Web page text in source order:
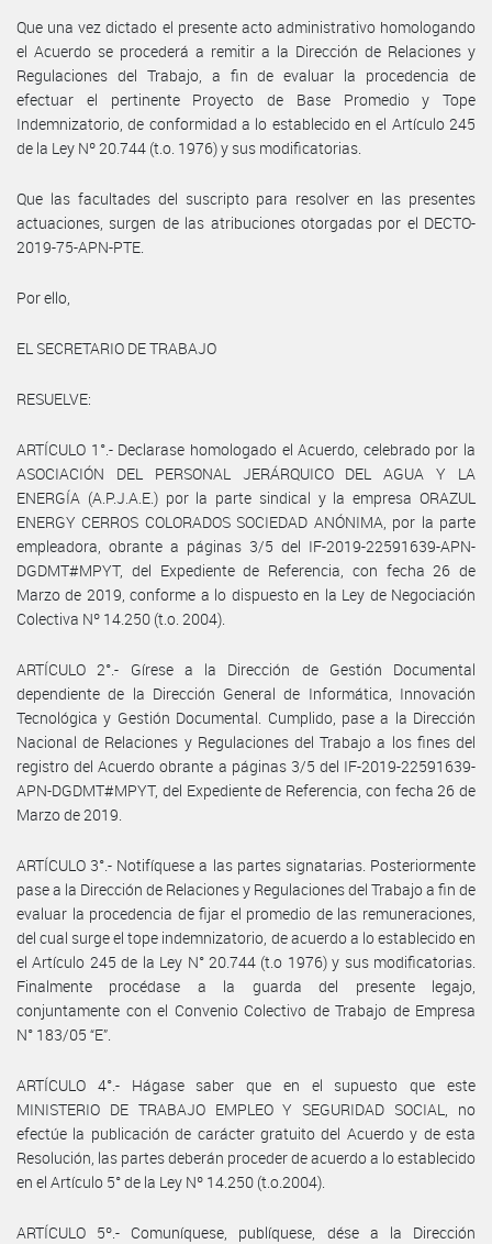
Que una vez dictado el presente acto administrativo homologando
el Acuerdo se procederá a remitir a la Dirección de Relaciones y
Regulaciones del Trabajo, a fin de evaluar la procedencia de
efectuar el pertinente Proyecto de Base Promedio y Tope
Indemnizatorio, de conformidad a lo establecido en el Artículo 245
de la Ley Nº 20.744 (t.o. 1976) y sus modificatorias.
Que las facultades del suscripto para resolver en las presentes
actuaciones, surgen de las atribuciones otorgadas por el DECTO-
2019-75-APN-PTE.
Por ello,
EL SECRETARIO DE TRABAJO
RESUELVE:
ARTÍCULO 1°.- Declarase homologado el Acuerdo, celebrado por la
ASOCIACIÓN DEL PERSONAL JERÁRQUICO DEL AGUA Y LA
ENERGÍA (A.P.J.A.E.) por la parte sindical y la empresa ORAZUL
ENERGY CERROS COLORADOS SOCIEDAD ANÓNIMA, por la parte
empleadora, obrante a páginas 3/5 del IF-2019-22591639-APN-
DGDMT#MPYT, del Expediente de Referencia, con fecha 26 de
Marzo de 2019, conforme a lo dispuesto en la Ley de Negociación
Colectiva Nº 14.250 (t.o. 2004).
ARTÍCULO 2°.- Gírese a la Dirección de Gestión Documental
dependiente de la Dirección General de Informática, Innovación
Tecnológica y Gestión Documental. Cumplido, pase a la Dirección
Nacional de Relaciones y Regulaciones del Trabajo a los fines del
registro del Acuerdo obrante a páginas 3/5 del IF-2019-22591639-
APN-DGDMT#MPYT, del Expediente de Referencia, con fecha 26 de
Marzo de 2019.
ARTÍCULO 3°.- Notifíquese a las partes signatarias. Posteriormente
pase a la Dirección de Relaciones y Regulaciones del Trabajo a fin de
evaluar la procedencia de fijar el promedio de las remuneraciones,
del cual surge el tope indemnizatorio, de acuerdo a lo establecido en
el Artículo 245 de la Ley N° 20.744 (t.o 1976) y sus modificatorias.
Finalmente procédase a la guarda del presente legajo,
conjuntamente con el Convenio Colectivo de Trabajo de Empresa
N° 183/05 “E”.
ARTÍCULO 4°.- Hágase saber que en el supuesto que este
MINISTERIO DE TRABAJO EMPLEO Y SEGURIDAD SOCIAL, no
efectúe la publicación de carácter gratuito del Acuerdo y de esta
Resolución, las partes deberán proceder de acuerdo a lo establecido
en el Artículo 5° de la Ley Nº 14.250 (t.o.2004).
ARTÍCULO 5º.- Comuníquese, publíquese, dése a la Dirección